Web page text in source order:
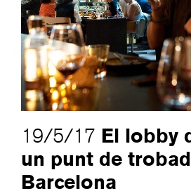
19/5/17 El lobby
un punt de
Barcelona